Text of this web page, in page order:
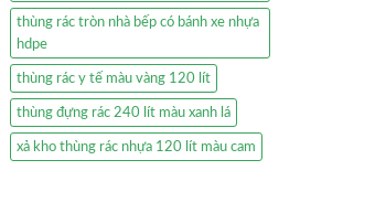
thùng rác tròn nhà bếp có bánh xe nhựa
hdpe
thùng rác y tế màu vàng 120 lít
thùng đựng rác 240 lít màu xanh lá
xả kho thùng rác nhựa 120 lít màu cam